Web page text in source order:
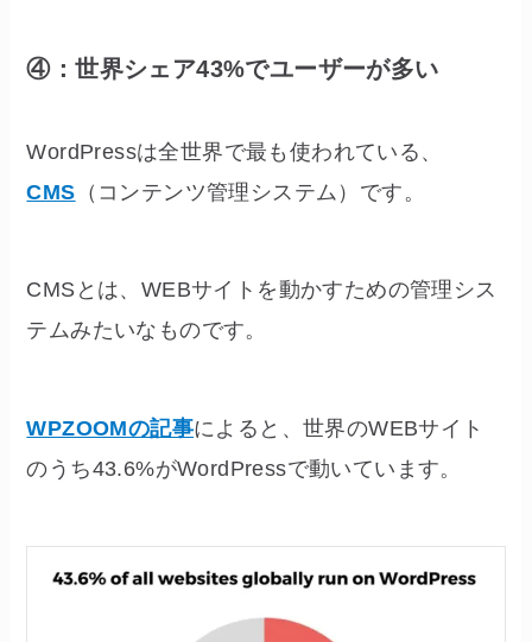
④：世界シェア43%でユーザーが多い
WordPressは全世界で最も使われている、
CMS （コンテンツ管理システム）です。
CMSとは、WEBサイトを動かすための管理シス
テムみたいなものです。
WPZOOMの記事によると、世界のWEBサイト
のうち43.6%がWordPressで動いています。